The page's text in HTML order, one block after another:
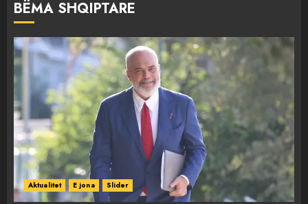
BËMA SHQIPTARE
Aktualitet E jona Slider